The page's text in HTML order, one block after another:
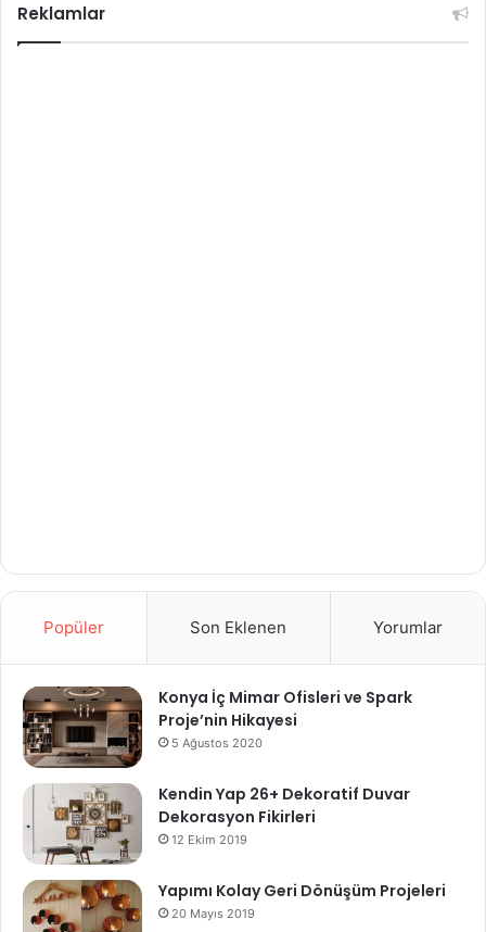
Reklamlar
Popüler Son Eklenen Yorumlar
Konya İç Mimar Ofisleri ve Spark
Proje’nin Hikayesi
5 Ağustos 2020
Kendin Yap 26+ Dekoratif Duvar
Dekorasyon Fikirleri
12 Ekim 2019
Yapımı Kolay Geri Dönüşüm Projeleri
20 Mayıs 2019